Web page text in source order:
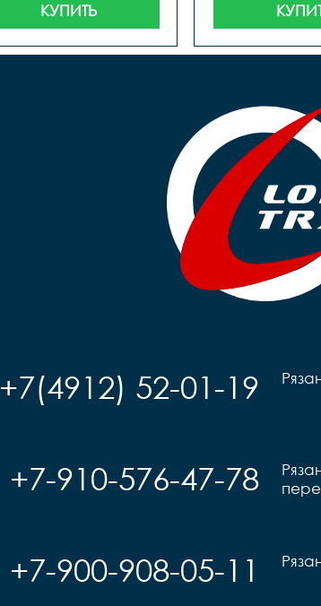
КУПИТЬ
+7(4912) 52-01-19
+7-910-576-47-78
+7-900-908-05-11